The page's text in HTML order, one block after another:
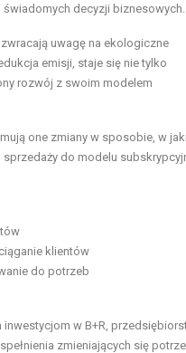
decyzji biznesowych.
uwagę na ekologiczne
emisji, staje się nie tylko
rozwój z swoim modelem
one zmiany w sposobie, w jaki
do modelu
klientów
do potrzeb
w B+R,
zmieniających się